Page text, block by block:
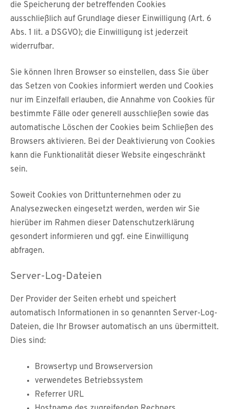
die Speicherung der betreffenden Cookies
ausschließlich auf Grundlage dieser Einwilligung (Art. 6
Abs. 1 lit. a DSGVO); die Einwilligung ist jederzeit
widerrufbar.
Sie können Ihren Browser so einstellen, dass Sie über
das Setzen von Cookies informiert werden und Cookies
nur im Einzelfall erlauben, die Annahme von Cookies für
bestimmte Fälle oder generell ausschließen sowie das
automatische Löschen der Cookies beim Schließen des
Browsers aktivieren. Bei der Deaktivierung von Cookies
kann die Funktionalität dieser Website eingeschränkt
sein.
Soweit Cookies von Drittunternehmen oder zu
Analysezwecken eingesetzt werden, werden wir Sie
hierüber im Rahmen dieser Datenschutzerklärung
gesondert informieren und ggf. eine Einwilligung
abfragen.
Server-Log-Dateien
Der Provider der Seiten erhebt und speichert
automatisch Informationen in so genannten Server-Log-
Dateien, die Ihr Browser automatisch an uns übermittelt.
Dies sind:
Browsertyp und Browserversion
verwendetes Betriebssystem
Referrer URL